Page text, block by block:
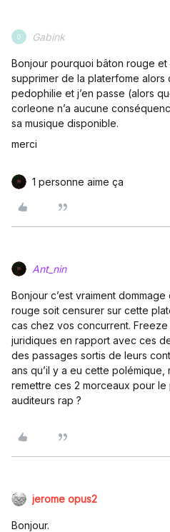
G Gabink
Bonjour pourquoi bâton rouge
supprimer de la platerfome alors
pedophilie et j’en passe (alors
corleone n’a aucune
sa musique disponible.
merci
1 personne aime ça
Ant_nin
Bonjour c’est vraiment
rouge soit censurer sur cette
cas chez vos concurrent. Freeze
juridiques en rapport avec ces
des passages sortis de leurs
ans qu’il y a eu cette
remettre ces 2 morceaux pour
auditeurs rap ?
jerome opus2
Bonjour.